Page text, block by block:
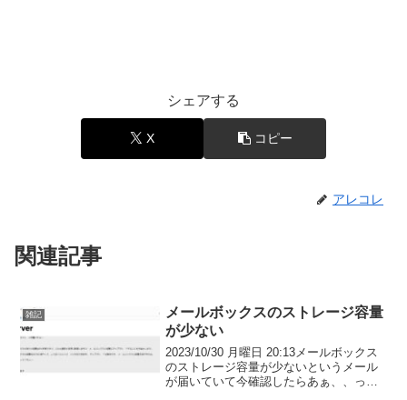
シェアする
X コピー
アレコレ
関連記事
雑記
メールボックスのストレージ容量
が少ない
2023/10/30 月曜日 20:13メールボックス
のストレージ容量が少ないというメール
が届いていて今確認したらあぁ、、って